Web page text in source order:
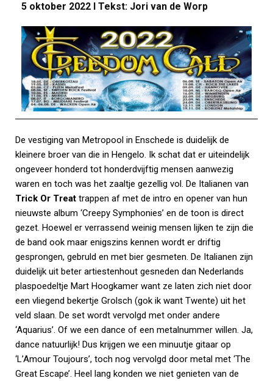
5 oktober 2022 I Tekst: Jori van de Worp
De vestiging van Metropool in Enschede is duidelijk de
kleinere broer van die in Hengelo. Ik schat dat er uiteindelijk
ongeveer honderd tot honderdvijftig mensen aanwezig
waren en toch was het zaaltje gezellig vol. De Italianen van
Trick Or Treat trappen af met de intro en opener van hun
nieuwste album ‘Creepy Symphonies’ en de toon is direct
gezet. Hoewel er verrassend weinig mensen lijken te zijn die
de band ook maar enigszins kennen wordt er driftig
gesprongen, gebruld en met bier gesmeten. De Italianen zijn
duidelijk uit beter artiestenhout gesneden dan Nederlands
plaspoedeltje Mart Hoogkamer want ze laten zich niet door
een vliegend bekertje Grolsch (gok ik want Twente) uit het
veld slaan. De set wordt vervolgd met onder andere
‘Aquarius’. Of we een dance of een metalnummer willen. Ja,
dance natuurlijk! Dus krijgen we een minuutje gitaar op
‘L’Amour Toujours’, toch nog vervolgd door metal met ‘The
Great Escape’. Heel lang konden we niet genieten van de